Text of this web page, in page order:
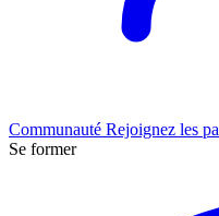
Communauté Rejoignez les
Se former